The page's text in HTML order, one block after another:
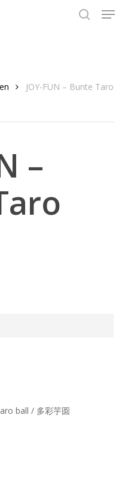
Menu
JOY-FUN – Bunte Taro
–
ball / 多彩芋圆